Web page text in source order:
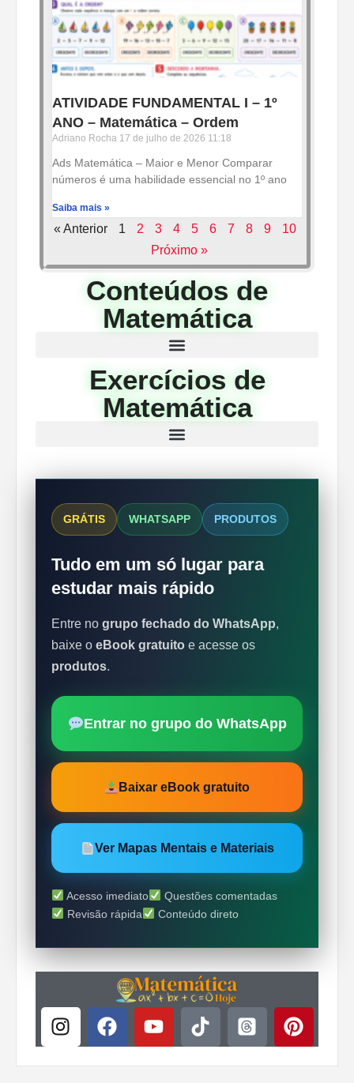
ATIVIDADE FUNDAMENTAL I – 1º
ANO – Matemática – Ordem
Adriano Rocha 17 de julho de 2026 11:18
Ads Matemática – Maior e Menor Comparar
números é uma habilidade essencial no 1º ano
Saiba mais »
« Anterior 1 2 3 4 5 6 7 8 9
10
Próximo »
Conteúdos de
Matemática
Exercícios de
Matemática
GRÁTIS WHATSAPP PRODUTOS
Tudo em um só lugar para
estudar mais rápido
Entre no grupo fechado do WhatsApp,
baixe o eBook gratuito e acesse os
produtos.
Entrar no grupo do WhatsApp
Baixar eBook gratuito
Ver Mapas Mentais e Materiais
Acesso imediato
Questões comentadas
Revisão rápida
Conteúdo direto